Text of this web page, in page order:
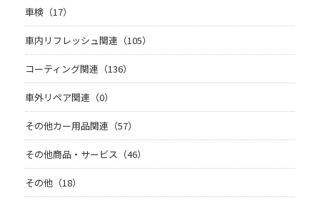
車検（17）
車内リフレッシュ関連（105）
コーティング関連（136）
車外リペア関連（0）
その他カー用品関連（57）
その他商品・サービス（46）
その他（18）